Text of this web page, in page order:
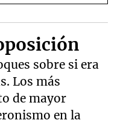
sobre si era
Los más
de mayor
en la